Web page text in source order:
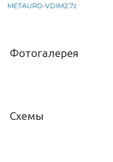
METAURO-VDIM2.7z
Фотогалерея
Схемы